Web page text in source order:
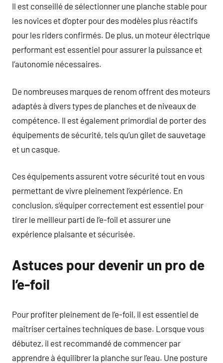
Il est conseillé de sélectionner une planche stable pour
les novices et d’opter pour des modèles plus réactifs
pour les riders confirmés. De plus, un moteur électrique
performant est essentiel pour assurer la puissance et
l’autonomie nécessaires.
De nombreuses marques de renom offrent des moteurs
adaptés à divers types de planches et de niveaux de
compétence. Il est également primordial de porter des
équipements de sécurité, tels qu’un gilet de sauvetage
et un casque.
Ces équipements assurent votre sécurité tout en vous
permettant de vivre pleinement l’expérience. En
conclusion, s’équiper correctement est essentiel pour
tirer le meilleur parti de l’e-foil et assurer une
expérience plaisante et sécurisée.
Astuces pour devenir un pro de
l’e-foil
Pour profiter pleinement de l’e-foil, il est essentiel de
maîtriser certaines techniques de base. Lorsque vous
débutez, il est recommandé de commencer par
apprendre à équilibrer la planche sur l’eau. Une posture